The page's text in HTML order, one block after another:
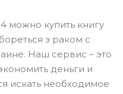
можно купить книгу
з раком с
Наш сервис – это
деньги и
искать необходимое